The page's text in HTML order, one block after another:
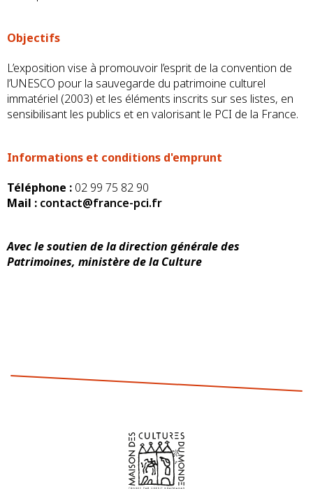
Objectifs
L’exposition vise à promouvoir l’esprit de la convention de
l’UNESCO pour la sauvegarde du patrimoine culturel
immatériel (2003) et les éléments inscrits sur ses listes, en
sensibilisant les publics et en valorisant le PCI de la France.
Informations et conditions d'emprunt
Téléphone : 02 99 75 82 90
Mail : contact@france-pci.fr
Avec le soutien de la direction générale des
Patrimoines, ministère de la Culture